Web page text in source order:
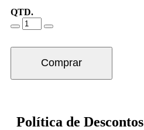
QTD.
Comprar
Política de Descontos